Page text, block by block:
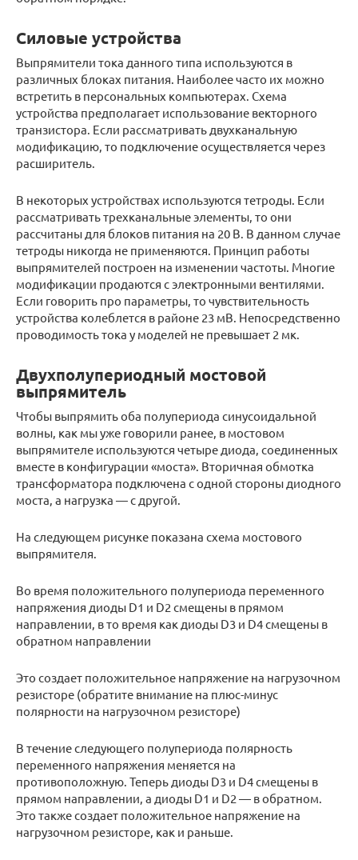
Силовые устройства
Выпрямители тока данного типа используются в
различных блоках питания. Наиболее часто их можно
встретить в персональных компьютерах. Схема
устройства предполагает использование векторного
транзистора. Если рассматривать двухканальную
модификацию, то подключение осуществляется через
расширитель.
В некоторых устройствах используются тетроды. Если
рассматривать трехканальные элементы, то они
рассчитаны для блоков питания на 20 В. В данном случае
тетроды никогда не применяются. Принцип работы
выпрямителей построен на изменении частоты. Многие
модификации продаются с электронными вентилями.
Если говорить про параметры, то чувствительность
устройства колеблется в районе 23 мВ. Непосредственно
проводимость тока у моделей не превышает 2 мк.
Двухполупериодный мостовой
выпрямитель
Чтобы выпрямить оба полупериода синусоидальной
волны, как мы уже говорили ранее, в мостовом
выпрямителе используются четыре диода, соединенных
вместе в конфигурации «моста». Вторичная обмотка
трансформатора подключена с одной стороны диодного
моста, а нагрузка — с другой.
На следующем рисунке показана схема мостового
выпрямителя.
Во время положительного полупериода переменного
напряжения диоды D1 и D2 смещены в прямом
направлении, в то время как диоды D3 и D4 смещены в
обратном направлении
Это создает положительное напряжение на нагрузочном
резисторе (обратите внимание на плюс-минус
полярности на нагрузочном резисторе)
В течение следующего полупериода полярность
переменного напряжения меняется на
противоположную. Теперь диоды D3 и D4 смещены в
прямом направлении, а диоды D1 и D2 — в обратном.
Это также создает положительное напряжение на
нагрузочном резисторе, как и раньше.